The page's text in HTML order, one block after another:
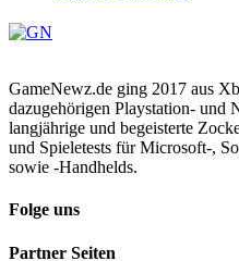
GameNewz.de ging 2017 aus
dazugehörigen Playstation- und
langjährige und begeisterte
und Spieletests für Microsoft-,
sowie -Handhelds.
Folge uns
Partner Seiten